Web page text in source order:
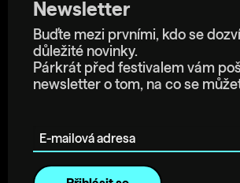
Newsletter
Buďte mezi prvními, kdo se
důležité novinky.
Párkrát před festivalem vám
newsletter o tom, na co se